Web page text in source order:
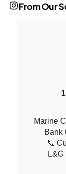
From Our
Marine
Bank
📞